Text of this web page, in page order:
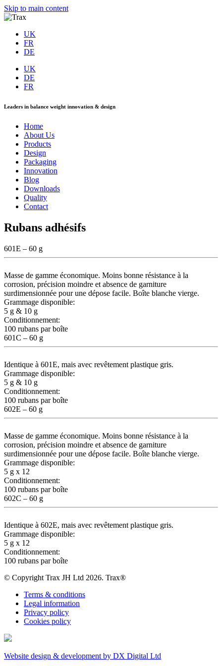
Skip to main content
UK
FR
DE
UK
DE
FR
Leaders in balance weight innovation & design
Home
About Us
Products
Design
Packaging
Innovation
Blog
Downloads
Quality
Contact
Rubans adhésifs
601E – 60 g
Masse de gamme économique. Moins bonne résistance à la
corrosion, précision moindre et absence de garniture
surdimensionnée pour une dépose facile. Boîte blanche vierge.
Grammage disponible:
5 g & 10 g
Conditionnement:
100 rubans par boîte
601C – 60 g
Identique à 601E, mais avec revêtement plastique gris.
Grammage disponible:
5 g & 10 g
Conditionnement:
100 rubans par boîte
602E – 60 g
Masse de gamme économique. Moins bonne résistance à la
corrosion, précision moindre et absence de garniture
surdimensionnée pour une dépose facile. Boîte blanche vierge.
Grammage disponible:
5 g x 12
Conditionnement:
100 rubans par boîte
602C – 60 g
Identique à 602E, mais avec revêtement plastique gris.
Grammage disponible:
5 g x 12
Conditionnement:
100 rubans par boîte
© Copyright Trax JH Ltd 2026. Trax®
Terms & conditions
Legal information
Privacy policy
Cookies policy
Website design & development by DX Digital Ltd